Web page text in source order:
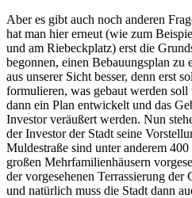
Aber es gibt auch noch anderen
hat man hier erneut (wie zum
und am Riebeckplatz) erst die
begonnen, einen Bebauungsplan
aus unserer Sicht besser, denn erst
formulieren, was gebaut werden
dann ein Plan entwickelt und das
Investor veräußert werden. Nun
der Investor der Stadt seine
Muldestraße sind unter anderem
großen Mehrfamilienhäusern
der vorgesehenen Terrassierung
und natürlich muss die Stadt dann